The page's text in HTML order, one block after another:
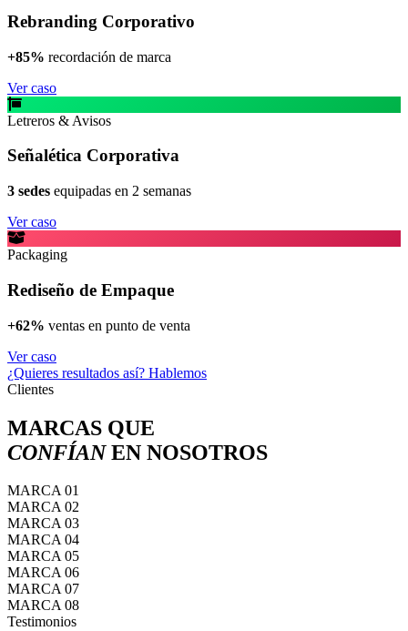
Rebranding Corporativo
+85% recordación de marca
Ver caso
Letreros & Avisos
Señalética Corporativa
3 sedes equipadas en 2 semanas
Ver caso
Packaging
Rediseño de Empaque
+62% ventas en punto de venta
Ver caso
¿Quieres resultados así? Hablemos
Clientes
MARCAS QUE
CONFÍANEN NOSOTROS
MARCA 01
MARCA 02
MARCA 03
MARCA 04
MARCA 05
MARCA 06
MARCA 07
MARCA 08
Testimonios